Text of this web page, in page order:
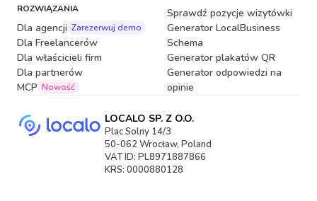
ROZWIĄZANIA
Dla agencji Zarezerwuj demo
Dla Freelancerów
Dla właścicieli firm
Dla partnerów
MCP Nowość
Sprawdź pozycje wizytówki
Generator LocalBusiness
Schema
Generator plakatów QR
Generator odpowiedzi na
opinie
LOCALO SP. Z O.O.
Plac Solny 14/3
50-062 Wrocław, Poland
VAT ID: PL8971887866
KRS: 0000880128